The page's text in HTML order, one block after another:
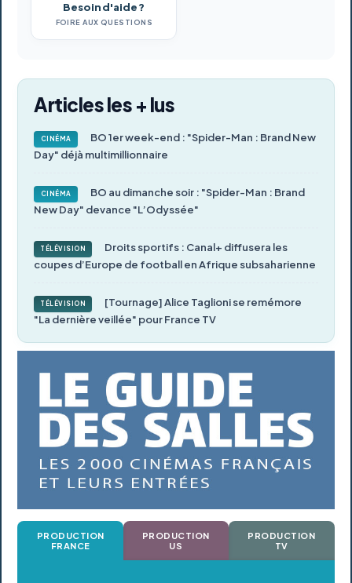
Besoin d'aide ?
FOIRE AUX QUESTIONS
Articles les + lus
CINÉMA
BO 1er week-end : "Spider-Man : Brand New
Day" déjà multimillionnaire
CINÉMA
BO au dimanche soir : "Spider-Man : Brand
New Day" devance "L’Odyssée"
TÉLÉVISION
Droits sportifs : Canal+ diffusera les
coupes d’Europe de football en Afrique subsaharienne
TÉLÉVISION
[Tournage] Alice Taglioni se remémore
"La dernière veillée" pour France TV
PRODUCTION
FRANCE
PRODUCTION
US
PRODUCTION
TV